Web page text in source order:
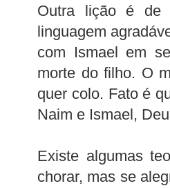
Outra lição é de
linguagem
com Ismael em
morte do filho. O
quer colo. Fato é
Naim e Ismael,
Existe algumas
chorar, mas se